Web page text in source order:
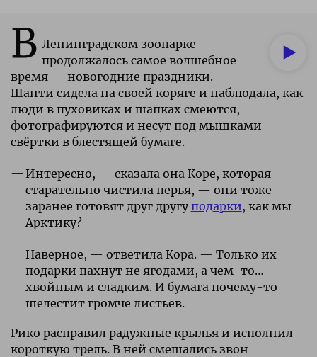
В Ленинградском зоопарке
продолжалось самое волшебное
время — новогодние праздники.
Шанти сидела на своей коряге и наблюдала, как
люди в пуховиках и шапках смеются,
фотографируются и несут под мышками
свёртки в блестящей бумаге.
Интересно, — сказала она Коре, которая
старательно чистила перья, — они тоже
заранее готовят друг другу подарки, как мы
Арктику?
Наверное, — ответила Кора. — Только их
подарки пахнут не ягодами, а чем-то…
хвойным и сладким. И бумага почему-то
шелестит громче листьев.
Рико расправил радужные крылья и исполнил
короткую трель. В ней смешались звон